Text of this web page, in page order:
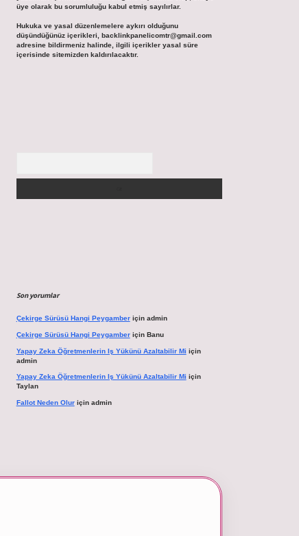
üye olarak bu sorumluluğu kabul etmiş sayılırlar.
Hukuka ve yasal düzenlemelere aykırı olduğunu
düşündüğünüz içerikleri, backlinkpanelicomtr@gmail.com
adresine bildirmeniz halinde, ilgili içerikler yasal süre
içerisinde sitemizden kaldırılacaktır.
Son yorumlar
Çekirge Sürüsü Hangi Peygamberiçin admin
Çekirge Sürüsü Hangi Peygamberiçin Banu
Yapay Zeka Öğretmenlerin Iş Yükünü Azaltabilir Mi için
admin
Yapay Zeka Öğretmenlerin Iş Yükünü Azaltabilir Mi için
Taylan
Fallot Neden Oluriçin admin